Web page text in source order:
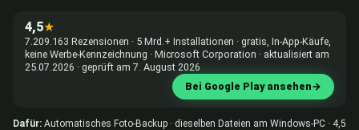
4,5★
7.209.163 Rezensionen · 5 Mrd.+ Installationen · gratis, In-App-Käufe,
keine Werbe-Kennzeichnung · Microsoft Corporation · aktualisiert am
25.07.2026 · geprüft am 7. August 2026
Bei Google Play ansehen→
Dafür: Automatisches Foto-Backup · dieselben Dateien am Windows-PC · 4,5